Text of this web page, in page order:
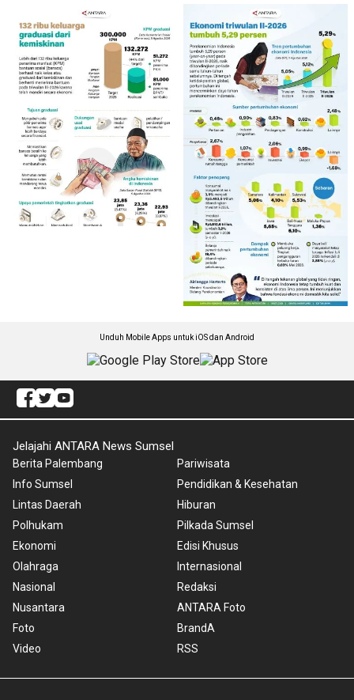
Unduh Mobile Apps untuk iOS dan Android
Jelajahi ANTARA News Sumsel
Berita Palembang
Info Sumsel
Lintas Daerah
Polhukam
Ekonomi
Olahraga
Nasional
Nusantara
Foto
Video
Pariwisata
Pendidikan & Kesehatan
Hiburan
Pilkada Sumsel
Edisi Khusus
Internasional
Redaksi
ANTARA Foto
BrandA
RSS